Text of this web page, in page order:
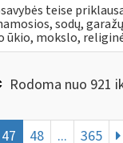
teise
sodų,
ūkio, mokslo,
Rodoma nuo 921
47 48 ... 365